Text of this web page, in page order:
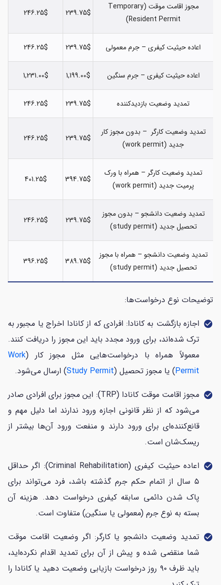
مجوز اقامت موقت (Temporary
Resident Permit)
239.75$
246.25$
اعاده حیثیت کیفری – جرم معمولی 239.75$
246.25$
اعاده حیثیت کیفری – جرم سنگین 1,199.00$
1,231.00$
تمدید وضعیت بازدیدکننده 239.75$
246.25$
تمدید وضعیت کارگر – بدون مجوز کار
جدید (work permit)
239.75$
246.25$
تمدید وضعیت کارگر – همراه با ورک
پرمیت جدید (work permit)
394.75$
401.25$
تمدید وضعیت دانشجو – بدون مجوز
تحصیل جدید (study permit)
239.75$
246.25$
تمدید وضعیت دانشجو – همراه با مجوز
تحصیل جدید (study permit)
389.75$
396.25$
توضیحات نوع درخواست‌ها:
check_circle اجازه بازگشت به کانادا: افرادی که از کانادا اخراج یا مجبور به
ترک شده‌اند، برای ورود مجدد باید این مجوز را دریافت کنند.
معمولاً همراه با درخواست‌هایی مثل مجوز کار (Work
Permit) یا مجوز تحصیل (Study Permit) ارسال می‌شود.
check_circle
مجوز اقامت موقت کانادا (TRP): این مجوز برای افرادی صادر
می‌شود که از نظر قانونی اجازه ورود ندارند اما دلیل مهم و
قانع‌کننده‌ای برای ورود دارند و منفعت ورود آن‌ها بیشتر از
ریسک‌شان است.
check_circle
اعاده حیثیت کیفری (Criminal Rehabilitation): اگر حداقل
۵ سال از اتمام حکم جرم گذشته باشد، فرد می‌تواند برای
پاک شدن دائمی سابقه کیفری درخواست دهد. هزینه آن
بسته به نوع جرم (معمولی یا سنگین) متفاوت است.
check_circle تمدید وضعیت دانشجو یا کارگر: اگر وضعیت اقامت موقت
شما منقضی شده و پیش از آن برای تمدید اقدام نکرده‌اید،
باید ظرف ۹۰ روز درخواست بازیابی وضعیت دهید یا کانادا را